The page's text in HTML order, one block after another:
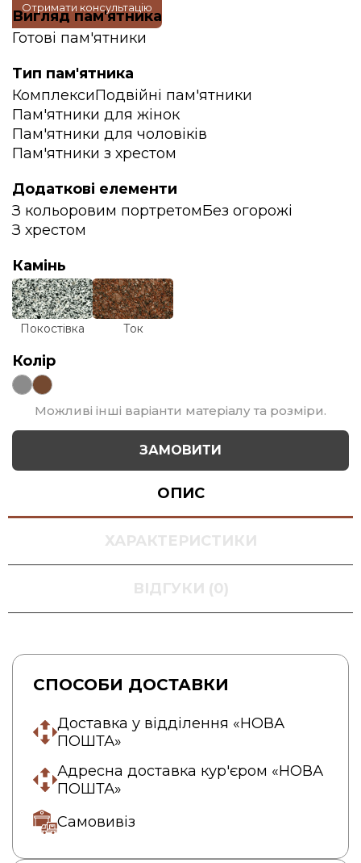
Отримати консультацію
Вигляд пам'ятника
Готові пам'ятники
Тип пам'ятника
КомплексиПодвійні пам'ятники
Пам'ятники для жінок
Пам'ятники для чоловіків
Пам'ятники з хрестом
Додаткові елементи
З кольоровим портретомБез огорожі
З хрестом
Камінь
Покостівка Ток
Колір
Можливі інші варіанти матеріалу та розміри.
ЗАМОВИТИ
ОПИС
ХАРАКТЕРИСТИКИ
ВІДГУКИ (0)
СПОСОБИ ДОСТАВКИ
Доставка у відділення «НОВА
ПОШТА»
Адресна доставка кур'єром «НОВА
ПОШТА»
Самовивіз